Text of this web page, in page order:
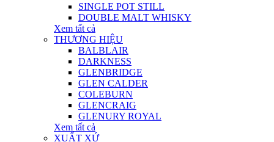
SINGLE POT STILL
DOUBLE MALT WHISKY
Xem tất cả
THƯƠNG HIỆU
BALBLAIR
DARKNESS
GLENBRIDGE
GLEN CALDER
COLEBURN
GLENCRAIG
GLENURY ROYAL
Xem tất cả
XUẤT XỨ